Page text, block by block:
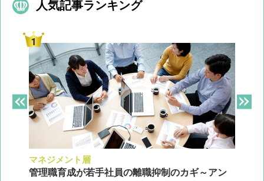
人気記事ランキング
マネジメント層
管理職育成が若手社員の離職抑制のカギ～アン